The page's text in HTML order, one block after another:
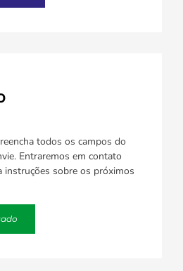
todos os campos do
Entraremos em contato
instruções sobre os próximos